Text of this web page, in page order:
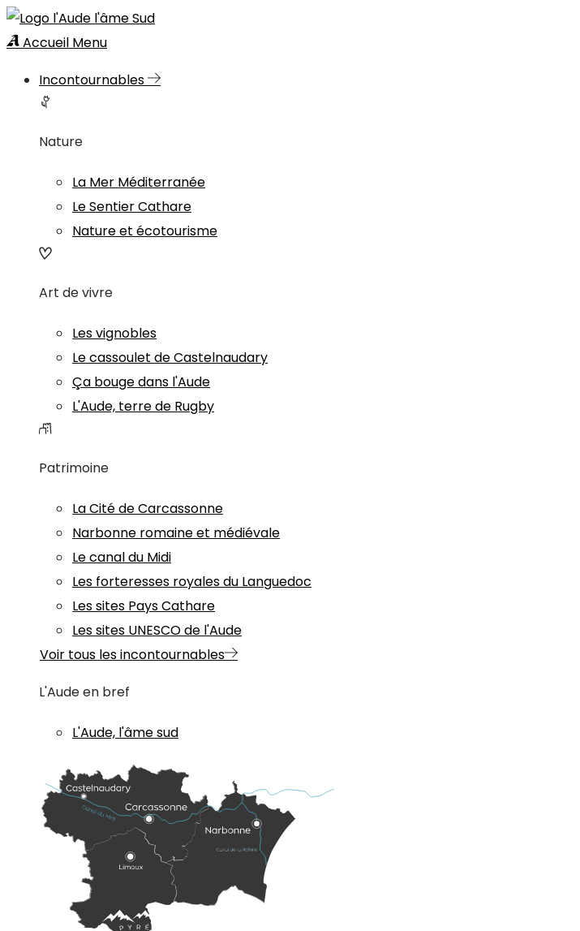
Accueil Menu
Incontournables
Nature
La Mer Méditerranée
Le Sentier Cathare
Nature et écotourisme
Art de vivre
Les vignobles
Le cassoulet de Castelnaudary
Ça bouge dans l'Aude
L'Aude, terre de Rugby
Patrimoine
La Cité de Carcassonne
Narbonne romaine et médiévale
Le canal du Midi
Les forteresses royales du Languedoc
Les sites Pays Cathare
Les sites UNESCO de l'Aude
Voir tous les incontournables
L'Aude en bref
L'Aude, l'âme sud